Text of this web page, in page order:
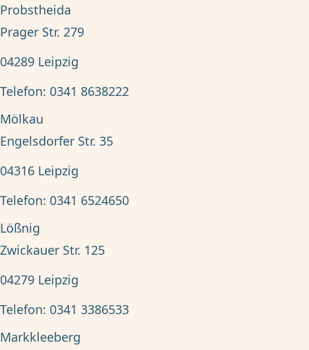
Probstheida
Prager Str. 279
04289 Leipzig
Telefon: 0341 8638222
Mölkau
Engelsdorfer Str. 35
04316 Leipzig
Telefon: 0341 6524650
Lößnig
Zwickauer Str. 125
04279 Leipzig
Telefon: 0341 3386533
Markkleeberg